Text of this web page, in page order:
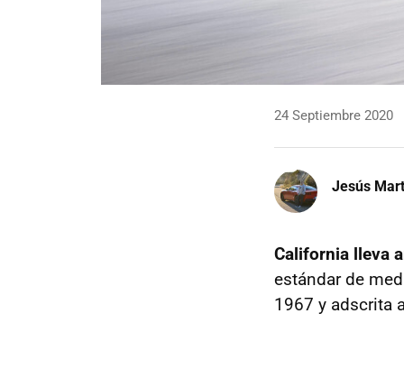
24 Septiembre 2020
Jesús
California lleva
estándar de
1967 y adscrita